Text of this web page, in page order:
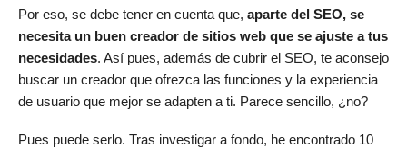
Por eso, se debe tener en cuenta que, aparte del SEO, se
necesita un buen creador de sitios web que se ajuste a tus
necesidades. Así pues, además de cubrir el SEO, te aconsejo
buscar un creador que ofrezca las funciones y la experiencia
de usuario que mejor se adapten a ti. Parece sencillo, ¿no?
Pues puede serlo. Tras investigar a fondo, he encontrado 10